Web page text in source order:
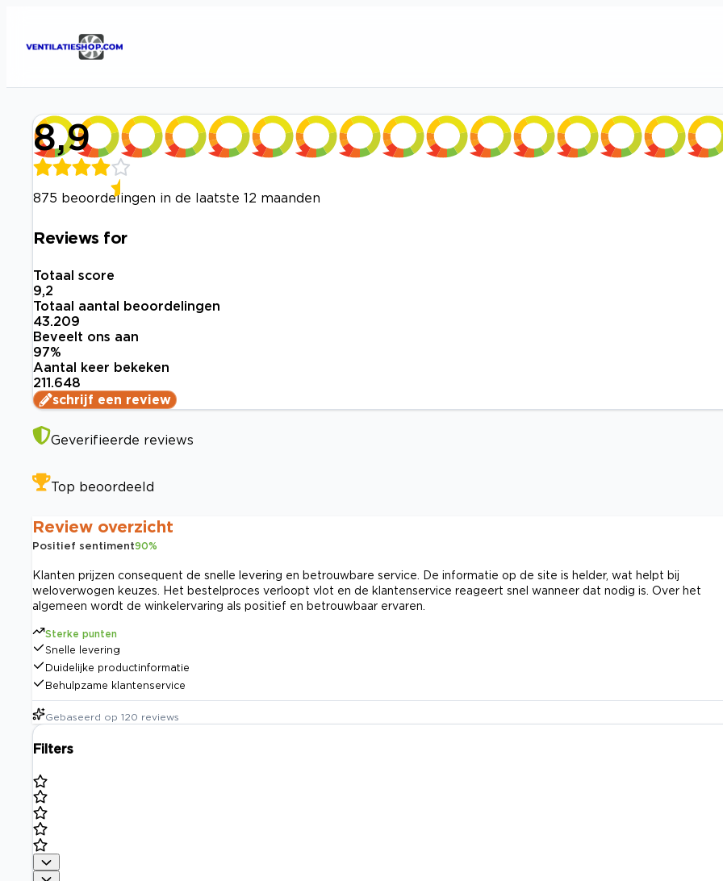
8,9
875 beoordelingen in de laatste 12 maanden
Reviews for
Totaal score
9,2
Totaal aantal beoordelingen
43.209
Beveelt ons aan
97%
Aantal keer bekeken
211.648
schrijf een review
Geverifieerde reviews
Top beoordeeld
Review overzicht
Positief sentiment90%
Klanten prijzen consequent de snelle levering en betrouwbare service. De informatie op de site is helder, wat helpt bij
weloverwogen keuzes. Het bestelproces verloopt vlot en de klantenservice reageert snel wanneer dat nodig is. Over het
algemeen wordt de winkelervaring als positief en betrouwbaar ervaren.
Sterke punten
Snelle levering
Duidelijke productinformatie
Behulpzame klantenservice
Gebaseerd op 120 reviews
Filters